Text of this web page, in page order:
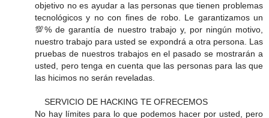
objetivo no es ayudar a las personas que tienen problemas
tecnológicos y no con fines de robo. Le garantizamos un
💯% de garantía de nuestro trabajo y, por ningún motivo,
nuestro trabajo para usted se expondrá a otra persona. Las
pruebas de nuestros trabajos en el pasado se mostrarán a
usted, pero tenga en cuenta que las personas para las que
las hicimos no serán reveladas.
SERVICIO DE HACKING TE OFRECEMOS
No hay límites para lo que podemos hacer por usted, pero